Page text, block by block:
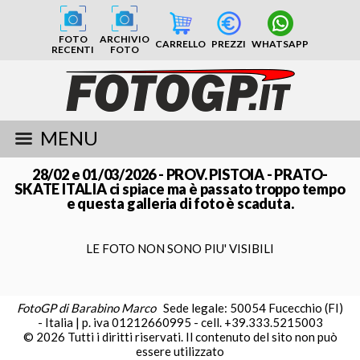
FOTO
RECENTI
ARCHIVIO
FOTO
CARRELLO PREZZI WHATSAPP
MENU
28/02 e 01/03/2026 - PROV. PISTOIA - PRATO-
SKATE ITALIA ci spiace ma è passato troppo tempo
e questa galleria di foto è scaduta.
LE FOTO NON SONO PIU' VISIBILI
FotoGP di Barabino Marco Sede legale: 50054 Fucecchio (FI)
- Italia | p. iva 01212660995 - cell. +39.333.5215003
© 2026 Tutti i diritti riservati. Il contenuto del sito non può
essere utilizzato